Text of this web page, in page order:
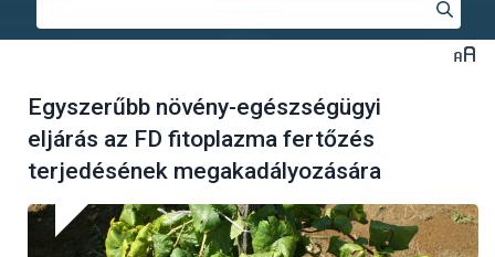
Egyszerűbb növény-egészségügyi
eljárás az FD fitoplazma fertőzés
terjedésének megakadályozására